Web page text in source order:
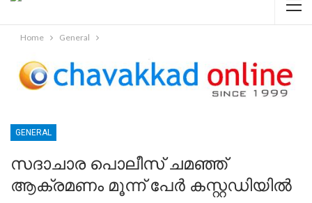
Home General
GENERAL
സദാചാര പൊലീസ് ചമഞ്ഞ്
ആക്രമണം മൂന്ന് പേർ കസ്റ്റഡിയിൽ